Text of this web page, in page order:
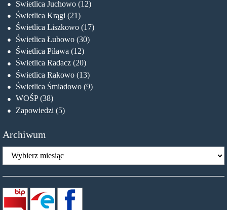
Świetlica Juchowo (12)
Świetlica Krągi (21)
Świetlica Liszkowo (17)
Świetlica Łubowo (30)
Świetlica Piława (12)
Świetlica Radacz (20)
Świetlica Rakowo (13)
Świetlica Śmiadowo (9)
WOŚP(38)
Zapowiedzi (5)
Archiwum
Archiwum